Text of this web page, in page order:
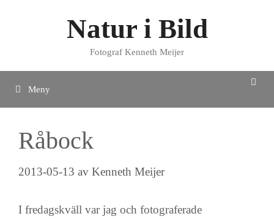
Natur i Bild
Fotograf Kenneth Meijer
Meny
Råbock
2013-05-13 av Kenneth Meijer
I fredagskväll var jag och fotograferade